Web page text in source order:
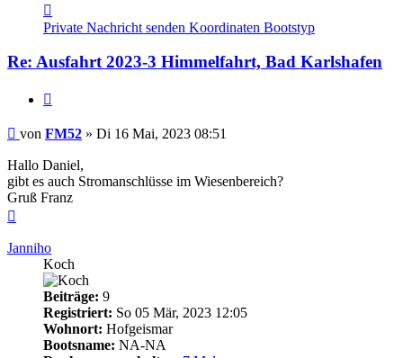
von
FM52
Private Nachricht senden Koordinaten Bootstyp
Re: Ausfahrt 2023-3 Himmelfahrt, Bad Karlshafen
Beitrag
von FM52 » Di 16 Mai, 2023 08:51
Hallo Daniel,
gibt es auch Stromanschlüsse im Wiesenbereich?
Gruß Franz
Janniho
Koch
Beiträge: 9
Registriert: So 05 Mär, 2023 12:05
Wohnort: Hofgeismar
Bootsname: NA-NA